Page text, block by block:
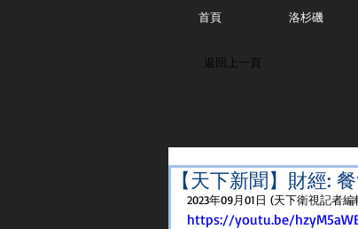
首頁 洛杉磯
返回上一頁
【天下新聞】財經:
2023年09月01日 (天下衛視記者
https://youtu.be/